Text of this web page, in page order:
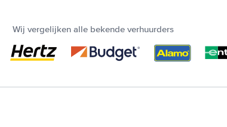
Wij vergelijken alle bekende verhuurders